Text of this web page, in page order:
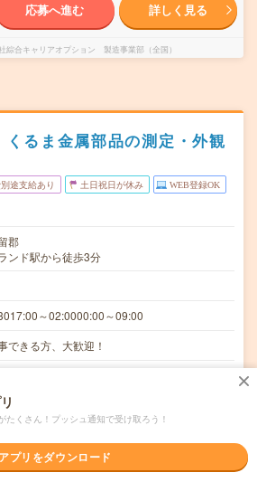
応募へ進む 詳しく見る
綜合キャリアオプション 製造事業部（全国）
くるま金属部品の測定・外観
途支給あり 土日祝日が休み WEB登録OK
郡
ンド駅から徒歩3分
～02:0000:00～09:00
できる方、大歓迎！
支給
勤ラクラク！自動車金属部品製品の洗浄工程
オペレーター及び洗浄作業、測定、検査…
たくさん！プッシュ通知で受け取ろう！
アプリをダウンロード